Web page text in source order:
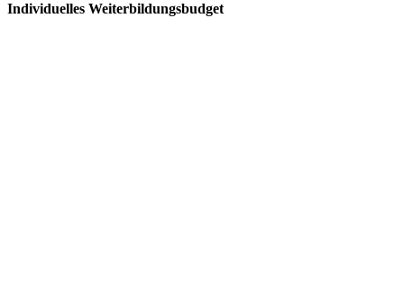
Individuelles Weiterbildungsbudget